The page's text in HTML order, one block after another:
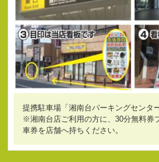
提携駐車場「湘南台パーキングセンター
※湘南台店ご利用の方に、30分無料券
車券を店舗へ持ちください。